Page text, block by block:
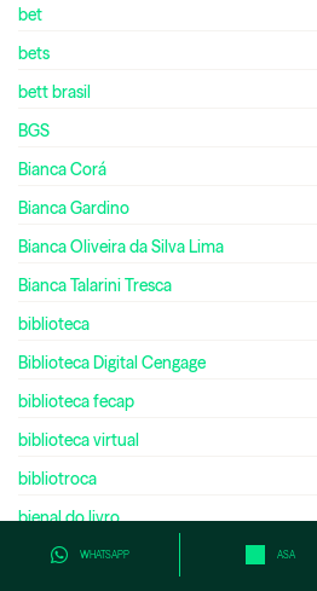
WHATSAPP ASA
bet
bets
bett brasil
BGS
Bianca Corá
Bianca Gardino
Bianca Oliveira da Silva Lima
Bianca Talarini Tresca
biblioteca
Biblioteca Digital Cengage
biblioteca fecap
biblioteca virtual
bibliotroca
bienal do livro
bilíngue